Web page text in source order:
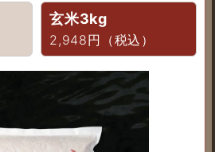
玄米3kg
2,948円（税込）